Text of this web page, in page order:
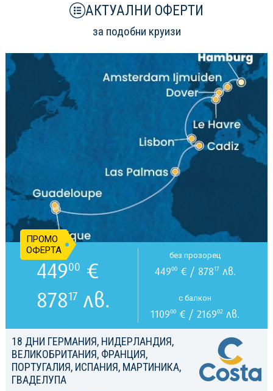
АКТУАЛНИ ОФЕРТИ
за подобни круизи
18 ДНИ ГЕРМАНИЯ, НИДЕРЛАНДИЯ,
ВЕЛИКОБРИТАНИЯ, ФРАНЦИЯ,
ПОРТУГАЛИЯ, ИСПАНИЯ, МАРТИНИКА,
ГВАДЕЛУПА
44900 €
87817лв.
ПРОМО
ОФЕРТА
без прозорец
44900€ / 87817лв.
с балкон
110900 € / 216902 лв.